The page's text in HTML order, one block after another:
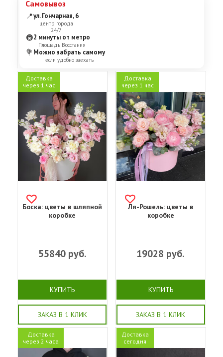
Самовывоз
📍ул. Гончарная, 6
центр города
24/7
🚇2 минуты от метро
Площадь Восстания
💐 Можно забрать самому
если удобно заехать
Доставка
через 1 час
Боска: цветы в шляпной
коробке
55840руб.
КУПИТЬ
ЗАКАЗ В 1 КЛИК
Доставка
через 1 час
Ля-Рошель: цветы в
коробке
19028 руб.
КУПИТЬ
ЗАКАЗ В 1 КЛИК
Доставка
через 2 часа
Доставка
сегодня